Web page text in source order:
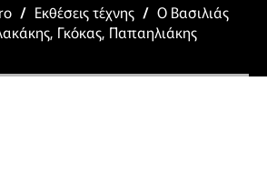
/ Εκθέσεις τέχνης / Ο Βασιλιάς
Γκόκας, Παπαηλιάκης